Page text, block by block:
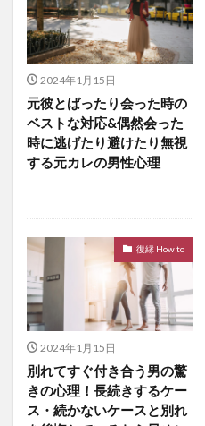
2024年1月15日
元彼とばったり会った時の
ベストな対応&偶然会った
時に逃げたり避けたり無視
する元カレの男性心理
復縁 How to
2024年1月15日
別れてすぐ付き合う男の驚
きの心理！長続きするケー
ス・続かないケースと別れ